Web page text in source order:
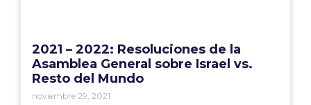
2021 – 2022: Resoluciones de la
Asamblea General sobre Israel vs.
Resto del Mundo
noviembre 29, 2021